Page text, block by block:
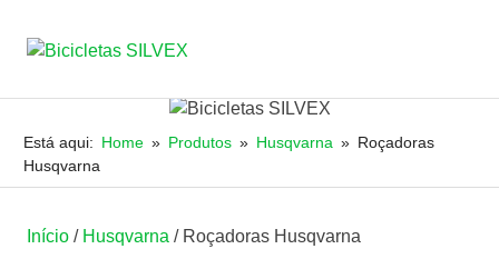
content
SILVEX
&
LDA
Está aqui: Home Produtos Husqvarna
Roçadoras
Husqvarna
Início / Husqvarna / Roçadoras Husqvarna